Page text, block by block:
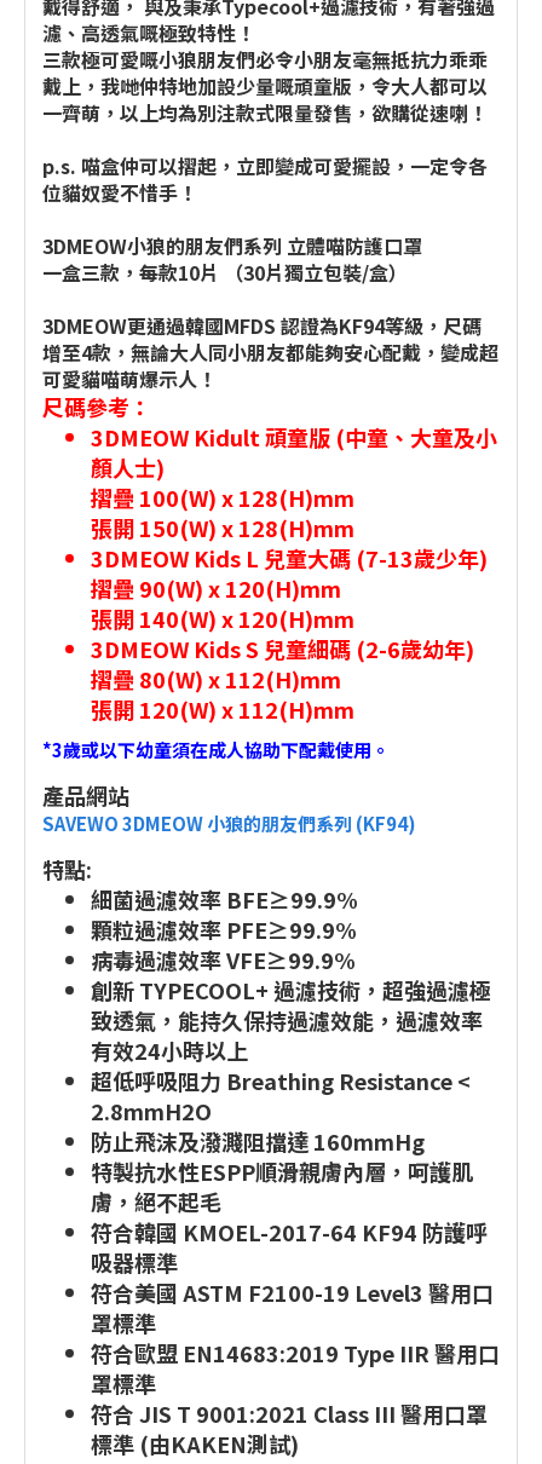
戴得舒適， 與及秉承Typecool+過濾技術，有著強過
濾、高透氣嘅極致特性！
三款極可愛嘅小狼朋友們必令小朋友毫無抵抗力乖乖
戴上，我哋仲特地加設少量嘅頑童版，令大人都可以
一齊萌，以上均為別注款式限量發售，欲購從速喇！
p.s. 喵盒仲可以摺起，立即變成可愛擺設，一定令各
位貓奴愛不惜手！
3DMEOW小狼的朋友們系列 立體喵防護口罩
一盒三款，每款10片 （30片獨立包裝/盒）
3DMEOW更通過韓國MFDS 認證為KF94等級，尺碼
增至4款，無論大人同小朋友都能夠安心配戴，變成超
可愛貓喵萌爆示人！
尺碼參考：
3DMEOW Kidult 頑童版 (中童、大童及小
顏人士)
摺疊 100(W) x 128(H)mm
張開 150(W) x 128(H)mm
3DMEOW Kids L 兒童大碼 (7-13歲少年)
摺疊 90(W) x 120(H)mm
張開 140(W) x 120(H)mm
3DMEOW Kids S 兒童細碼 (2-6歲幼年)
摺疊 80(W) x 112(H)mm
張開 120(W) x 112(H)mm
*3歲或以下幼童須在成人協助下配戴使用。
產品網站
SAVEWO 3DMEOW 小狼的朋友們系列 (KF94)
特點:
細菌過濾效率 BFE≥99.9%
顆粒過濾效率 PFE≥99.9%
病毒過濾效率 VFE≥99.9%
創新 TYPECOOL+ 過濾技術，超強過濾極
致透氣，能持久保持過濾效能，過濾效率
有效24小時以上
超低呼吸阻力 Breathing Resistance <
2.8mmH2O
防止飛沫及潑濺阻擋達 160mmHg
特製抗水性ESPP順滑親膚內層，呵護肌
膚，絕不起毛
符合韓國 KMOEL-2017-64 KF94 防護呼
吸器標準
符合美國 ASTM F2100-19 Level3 醫用口
罩標準
符合歐盟 EN14683:2019 Type IIR 醫用口
罩標準
符合 JIS T 9001:2021 Class III 醫用口罩
標準 (由KAKEN測試)